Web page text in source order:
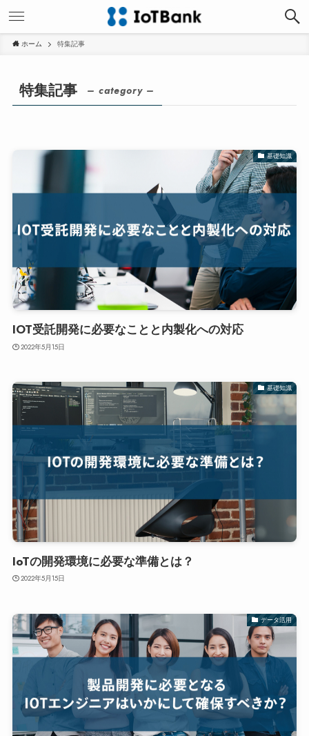
ホーム 特集記事
特集記事 – category –
基礎知識
IOT受託開発に必要なことと内製化への対応
2022年5月15日
基礎知識
IoTの開発環境に必要な準備とは？
2022年5月15日
データ活用